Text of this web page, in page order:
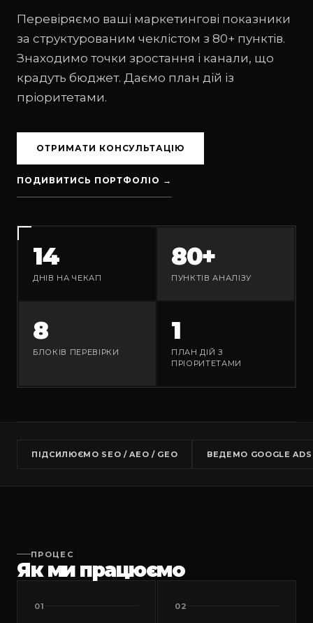
Перевіряємо ваші маркетингові показники
за структурованим чеклістом з 80+ пунктів.
Знаходимо точки зростання і канали, що
крадуть бюджет. Даємо план дій із
пріоритетами.
ОТРИМАТИ КОНСУЛЬТАЦІЮ
ПОДИВИТИСЬ ПОРТФОЛІО →
14
ДНІВ НА ЧЕКАП
80+
ПУНКТІВ АНАЛІЗУ
8
БЛОКІВ ПЕРЕВІРКИ
1
ПЛАН ДІЙ З
ПРІОРИТЕТАМИ
ПІДСИЛЮЄМО SEO / AEO / GEO ВЕДЕМО GOOGLE ADS
ПРОЦЕС
Як ми працюємо
01 02